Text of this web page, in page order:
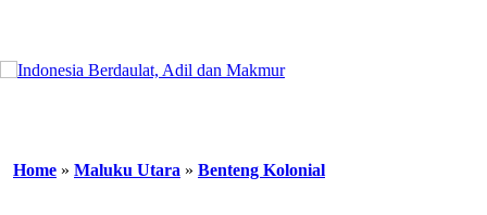
Home » Maluku Utara » Benteng Kolonial